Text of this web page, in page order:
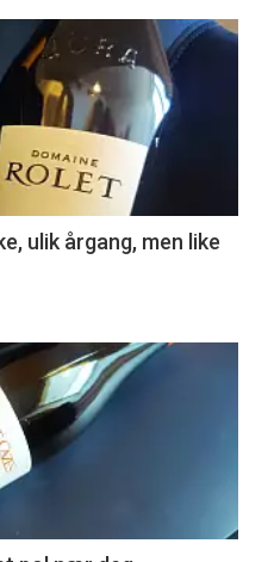
ulik årgang, men like